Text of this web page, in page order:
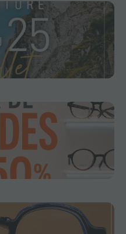
0
25 juillet. ☀️ On se
en pleine forme
accueillir. Bel été à
retour ! 😎 Tout
profitez de jusqu'à
montures optiques et
0